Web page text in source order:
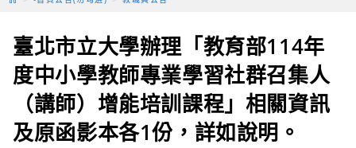
臺北市立大學辦理「教育部114年
度中小學教師專業學習社群召集人
（講師）增能培訓課程」相關資訊
及原函影本各1份，詳如說明。